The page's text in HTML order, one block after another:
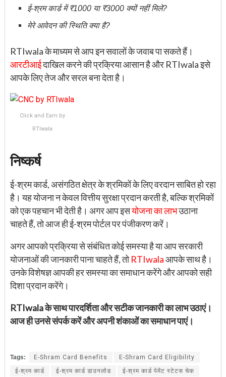
ई-श्रम कार्ड में ₹1000 या ₹3000 क्यों नहीं मिले?
मेरे आवेदन की स्थिति क्या है?
RTIwala के माध्यम से आप इन सवालों के जवाब पा सकते हैं।
आरटीआईदाखिल करने की प्रक्रिया आसान है और RTIwala इसे
आपके लिए तेज और सरल बना देता है।
Click and Earn by
RTIwala
निष्कर्ष
ई-श्रम कार्ड, असंगठित क्षेत्र के श्रमिकों के लिए वरदान साबित हो रहा
है। यह योजना न केवल वित्तीय सुरक्षा प्रदान करती है, बल्कि श्रमिकों
को एक पहचान भी देती है। अगर आप इसयोजना का लाभउठाना
चाहते हैं, तो आज ही ई-श्रम पोर्टल पर पंजीकरण करें।
अगर आपको प्रक्रिया से संबंधित कोई समस्या है या आप सरकारी
योजनाओं की जानकारी पाना चाहते हैं, तोRTIwalaआपके साथ है।
उनके विशेषज्ञ आपकी हर समस्या का समाधान करेंगे और आपको सही
दिशा प्रदान करेंगे।
RTIwala के साथ पारदर्शिता और सटीक जानकारी का लाभ उठाएं।
आज ही उनसे संपर्क करें और अपनी शंकाओं का समाधान पाएं।
Tags: E-Shram Card Benefits
E-Shram Card Eligibility
ई-श्रम कार्ड
ई-श्रम कार्ड डाउनलोड ई-श्रम कार्ड पेमेंट स्टेटस चेक